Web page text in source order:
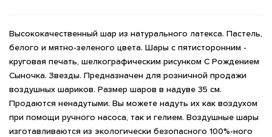
Высококачественный шар из натурального латекса. Пастель,
белого и мятно-зеленого цвета. Шары с пятисторонним -
круговая печать, шелкографическим рисунком С Рождением
Сыночка. Звезды. Предназначен для розничной продажи
воздушных шариков. Размер шаров в надуве 35 см.
Продаются ненадутыми. Вы можете надуть их как воздухом
при помощи ручного насоса, так и гелием. Воздушные шары
изготавливаются из экологически безопасного 100%-ного